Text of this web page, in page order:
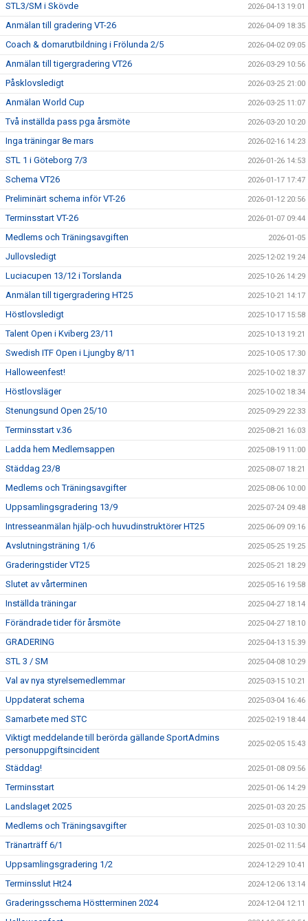
STL3/SM i Skövde 2026-04-13 19:01
Anmälan till gradering VT-26 2026-04-09 18:35
Coach & domarutbildning i Frölunda 2/5 2026-04-02 09:05
Anmälan till tigergradering VT26 2026-03-29 10:56
Påsklovsledigt 2026-03-25 21:00
Anmälan World Cup 2026-03-25 11:07
Två inställda pass pga årsmöte 2026-03-20 10:20
Inga träningar 8e mars 2026-02-16 14:23
STL 1 i Göteborg 7/3 2026-01-26 14:53
Schema VT26 2026-01-17 17:47
Preliminärt schema inför VT-26 2026-01-12 20:56
Terminsstart VT-26 2026-01-07 09:44
Medlems och Träningsavgiften 2026-01-05
Jullovsledigt 2025-12-02 19:24
Luciacupen 13/12 i Torslanda 2025-10-26 14:29
Anmälan till tigergradering HT25 2025-10-21 14:17
Höstlovsledigt 2025-10-17 15:58
Talent Open i Kviberg 23/11 2025-10-13 19:21
Swedish ITF Open i Ljungby 8/11 2025-10-05 17:30
Halloweenfest! 2025-10-02 18:37
Höstlovsläger 2025-10-02 18:34
Stenungsund Open 25/10 2025-09-29 22:33
Terminsstart v.36 2025-08-21 16:03
Ladda hem Medlemsappen 2025-08-19 11:00
Städdag 23/8 2025-08-07 18:21
Medlems och Träningsavgifter 2025-08-06 10:00
Uppsamlingsgradering 13/9 2025-07-24 09:48
Intresseanmälan hjälp-och huvudinstruktörer HT25 2025-06-09 09:16
Avslutningsträning 1/6 2025-05-25 19:25
Graderingstider VT25 2025-05-21 18:29
Slutet av vårterminen 2025-05-16 19:58
Inställda träningar 2025-04-27 18:14
Förändrade tider för årsmöte 2025-04-27 18:10
GRADERING 2025-04-13 15:39
STL 3 / SM 2025-04-08 10:29
Val av nya styrelsemedlemmar 2025-03-15 10:21
Uppdaterat schema 2025-03-04 16:46
Samarbete med STC 2025-02-19 18:44
Viktigt meddelande till berörda gällande SportAdmins
personuppgiftsincident
2025-02-05 15:43
Städdag! 2025-01-08 09:56
Terminsstart 2025-01-06 14:29
Landslaget 2025 2025-01-03 20:25
Medlems och Träningsavgifter 2025-01-03 10:30
Tränarträff 6/1 2025-01-02 11:54
Uppsamlingsgradering 1/2 2024-12-29 10:41
Terminsslut Ht24 2024-12-06 13:14
Graderingsschema Höstterminen 2024 2024-12-04 12:11